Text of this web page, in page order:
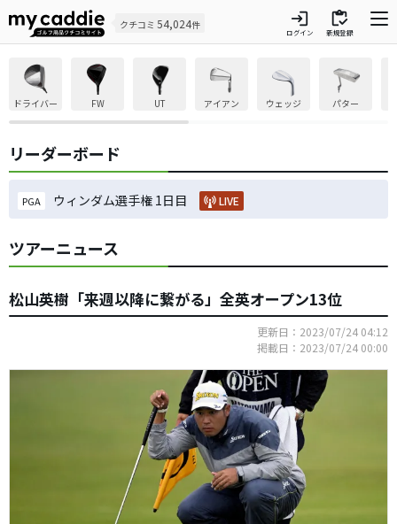
クチコミ 54,024件 login
ログイン
inventory
新規登録
ドライバー FW UT アイアン ウェッジ パター
リーダーボード
PGA ウィンダム選手権 1日目 LIVE
ツアーニュース
松山英樹「来週以降に繋がる」全英オープン13位
更新日：2023/07/24 04:12
掲載日：2023/07/24 00:00